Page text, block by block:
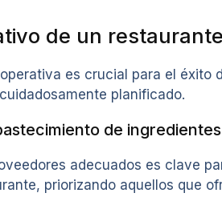
de un
es crucial para el éxito
planificado.
de ingredientes
adecuados es clave
priorizando aquellos que